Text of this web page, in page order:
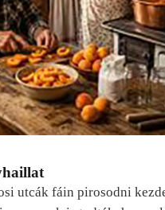
utcák fáin pirosodni